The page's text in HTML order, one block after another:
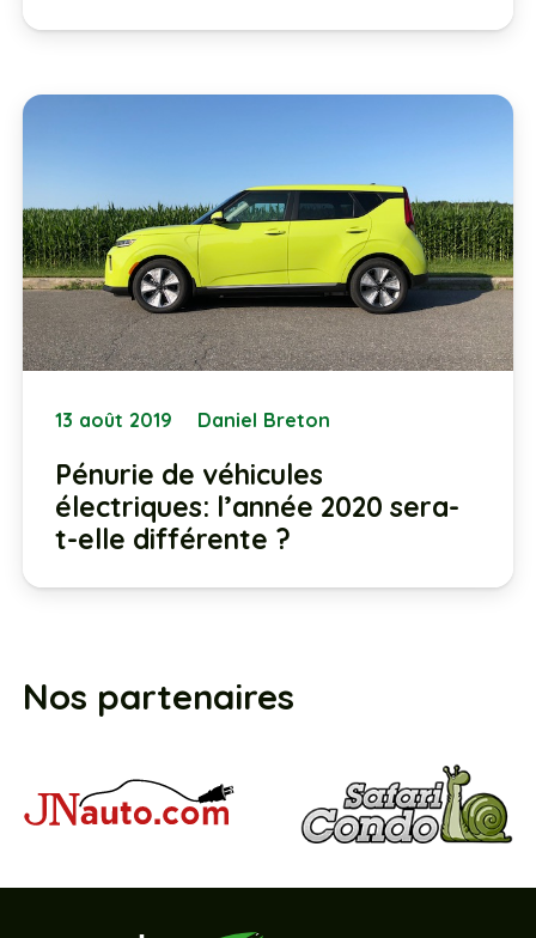
13 août 2019 Daniel Breton
Pénurie de véhicules
électriques: l’année 2020 sera-
t-elle différente ?
Nos partenaires